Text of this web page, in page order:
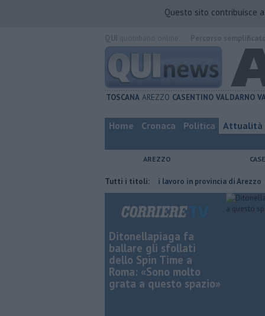
Questo sito contribuisce
TOSCANA AREZZO CASENTINO VALDARNO
Home Cronaca Politica Attualità
AREZZO
Tutti i titoli:
​Tutte le offerte di lavoro in provincia di Arezzo
Ditonellapiaga fa
ballare gli sfollati
dello Spin Time a
Roma: «Sono molto
grata a questo spazio»